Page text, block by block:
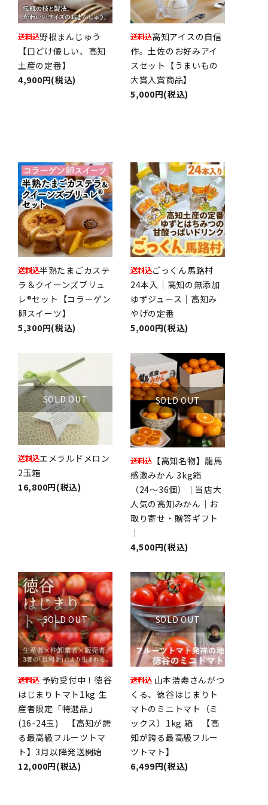
野根まんじゅう
【口どけ優しい、高知
土産の定番】
4,900円(税込)
高知アイスの自信
作。土佐のお好みアイ
スセット【うまいもの
大賞入賞商品】
5,000円(税込)
半熟たまごカステ
ラ＆クイーンズブリュ
レ®セット【コラーゲン
卵スイーツ】
5,300円(税込)
ごっくん馬路村
24本入｜高知の無添加
ゆずジュース｜高知み
やげの定番
5,000円(税込)
SOLD OUT
エメラルドメロン
2玉箱
16,800円(税込)
SOLD OUT
【高知名物】龍馬
感激みかん 3kg箱
（24〜36個）｜当店大
人気の高知みかん｜お
取り寄せ・贈答ギフト
｜
4,500円(税込)
SOLD OUT
予約受付中！徳谷
はじまりトマト1kg 生
産者限定「特選品」
(16-24玉) 【高知が誇
る最高級フルーツトマ
ト】3月以降発送開始
12,000円(税込)
SOLD OUT
山本浩寿さんがつ
くる、徳谷はじまりト
マトのミニトマト（ミ
ックス）1kg 箱 【高
知が誇る最高級フルー
ツトマト】
6,499円(税込)